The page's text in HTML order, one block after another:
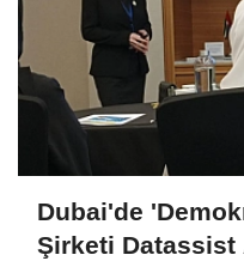
Dubai'de
Şirketi Datassist